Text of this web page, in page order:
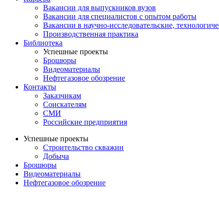
Вакансии для выпускников вузов
Вакансии для специалистов с опытом работы
Вакансии в научно-исследовательские,
Производственная практика
Библиотека
Успешные проекты
Брошюры
Видеоматериалы
Нефтегазовое обозрение
Контакты
Заказчикам
Соискателям
СМИ
Российские предприятия
Успешные проекты
Строительство скважин
Добыча
Брошюры
Видеоматериалы
Нефтегазовое обозрение